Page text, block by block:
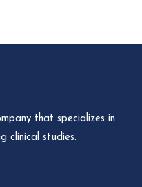
that specializes in
clinical studies.